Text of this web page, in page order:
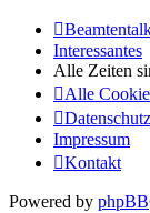
Interessantes
Alle Zeiten
Alle
Impressum
Kontakt
Powered by phpBB